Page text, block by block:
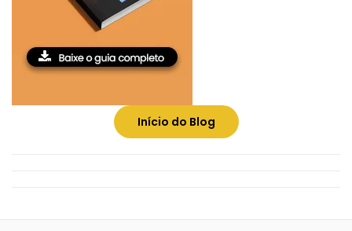
Início do Blog